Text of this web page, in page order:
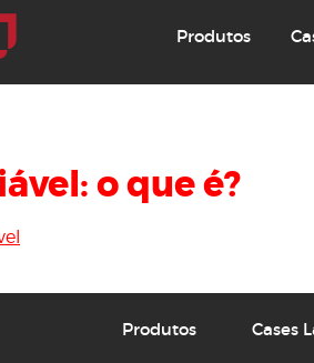
Produtos
o que é?
Produtos Cases